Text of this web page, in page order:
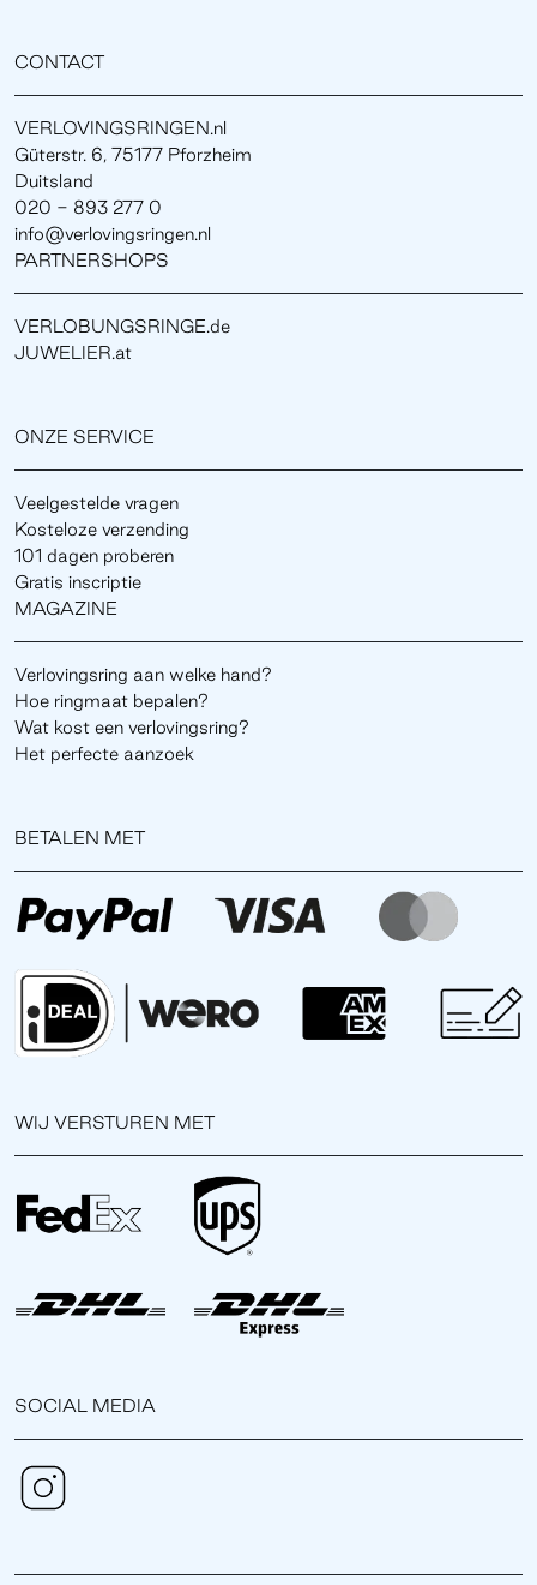
CONTACT
VERLOVINGSRINGEN.nl
Güterstr. 6, 75177 Pforzheim
Duitsland
020 - 893 277 0
info@verlovingsringen.nl
PARTNERSHOPS
VERLOBUNGSRINGE.de
JUWELIER.at
ONZE SERVICE
Veelgestelde vragen
Kosteloze verzending
101 dagen proberen
Gratis inscriptie
MAGAZINE
Verlovingsring aan welke hand?
Hoe ringmaat bepalen?
Wat kost een verlovingsring?
Het perfecte aanzoek
BETALEN MET
WIJ VERSTUREN MET
SOCIAL MEDIA